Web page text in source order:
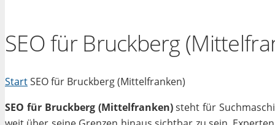
SEO für Bruckberg
StartSEO für Bruckberg (Mittelfranken)
SEO für Bruckberg (Mittelfranken)steht für